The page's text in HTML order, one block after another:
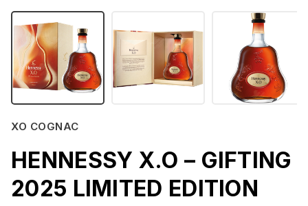
XO COGNAC
HENNESSY X.O – GIFTING
2025 LIMITED EDITION